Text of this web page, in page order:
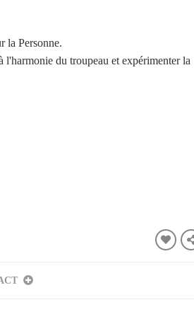
la Personne.
l'harmonie du troupeau et expérimenter la